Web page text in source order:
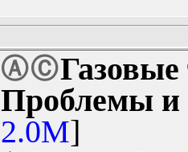
ⒶⒸ
Проблемы и
2.0M]